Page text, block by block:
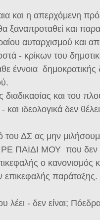
και η απερχόμενη
ξαναπροταθεί και
αυταρχισμού και
- κρίκων του
έννοια δημοκρατικής
και του
και ιδεολογικά δεν
του ΔΣ ας μην
ΠΑΙΔΙ ΜΟΥ που δεν
ο κανονισμός
επικεφαλής παράταξης.
λέει - δεν είναι;